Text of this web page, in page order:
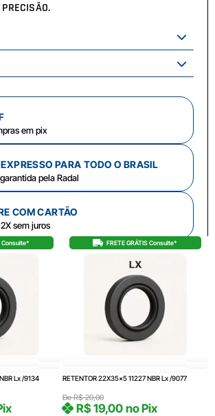
em pix
PARA TODO O BRASIL
pela Radal
COM CARTÃO
sem juros
Consulte*
Lx /9134
FRETE GRÁTIS Consulte*
RETENTOR 22X35x5 11227 NBR Lx /9077
DeR$20,00
R$19,00 no Pix